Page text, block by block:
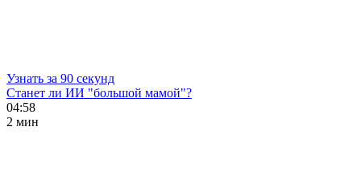
Узнать за 90 секунд
Станет ли ИИ "большой мамой"?
04:58
2 мин